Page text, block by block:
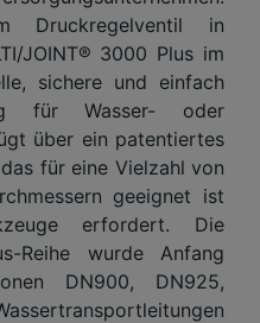
Druckregelventil in
JOINT® 3000 Plus im
sichere und einfach
für Wasser- oder
über ein patentiertes
für eine Vielzahl von
geeignet ist
erfordert. Die
Reihe wurde Anfang
DN900, DN925,